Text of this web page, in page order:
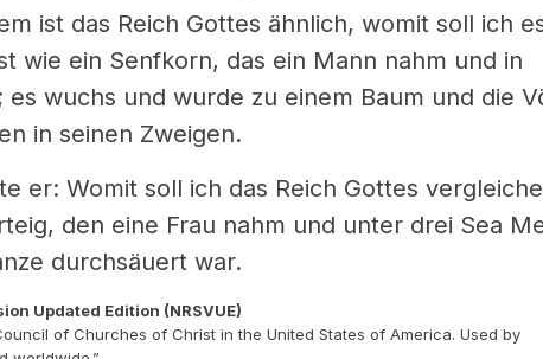
ist das Reich Gottes ähnlich, womit soll ich
wie ein Senfkorn, das ein Mann nahm und in
es wuchs und wurde zu einem Baum und die
in seinen Zweigen.
er: Womit soll ich das Reich Gottes
den eine Frau nahm und unter drei Sea
durchsäuert war.
Updated Edition (NRSVUE)
of Churches of Christ in the United States of America. Used by